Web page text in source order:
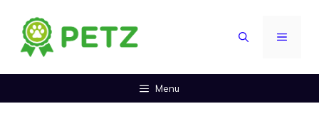
contenuto
MENU
Menu